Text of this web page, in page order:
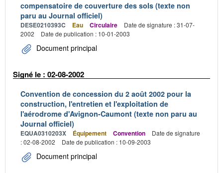
compensatoire de couverture des sols (texte non
paru au Journal officiel)
DESE0210393C Eau Circulaire
Date de signature : 31-07-
2002
Date de publication : 10-01-2003
Document principal
Signé le : 02-08-2002
Convention de concession du 2 août 2002 pour la
construction, l'entretien et l'exploitation de
l'aérodrome d'Avignon-Caumont (texte non paru au
Journal officiel)
EQUA0310203X Équipement Convention
Date de signature
: 02-08-2002
Date de publication : 10-09-2003
Document principal